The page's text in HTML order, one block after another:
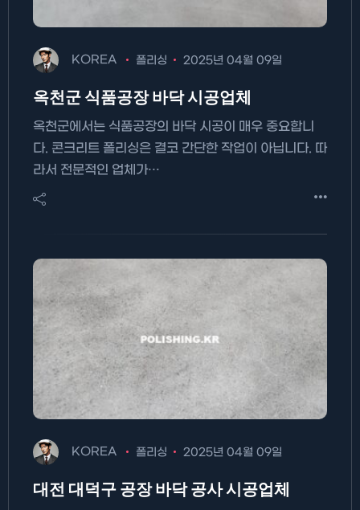
KOREA 폴리싱 2025년 04월 09일
옥천군 식품공장 바닥 시공업체
옥천군에서는 식품공장의 바닥 시공이 매우 중요합니
다. 콘크리트 폴리싱은 결코 간단한 작업이 아닙니다. 따
라서 전문적인 업체가…
KOREA 폴리싱 2025년 04월 09일
대전 대덕구 공장 바닥 공사 시공업체